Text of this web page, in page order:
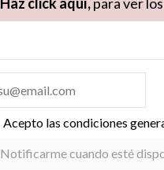
Acepto las condiciones